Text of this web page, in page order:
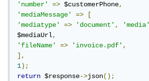
'number'
=> $customerPhone,
'mediaMessage'
=>
[
'mediatype'
=> 'document', 'media'
$mediaUrl,
'fileName'
=> 'invoice.pdf',
],
1);
return $response->json();